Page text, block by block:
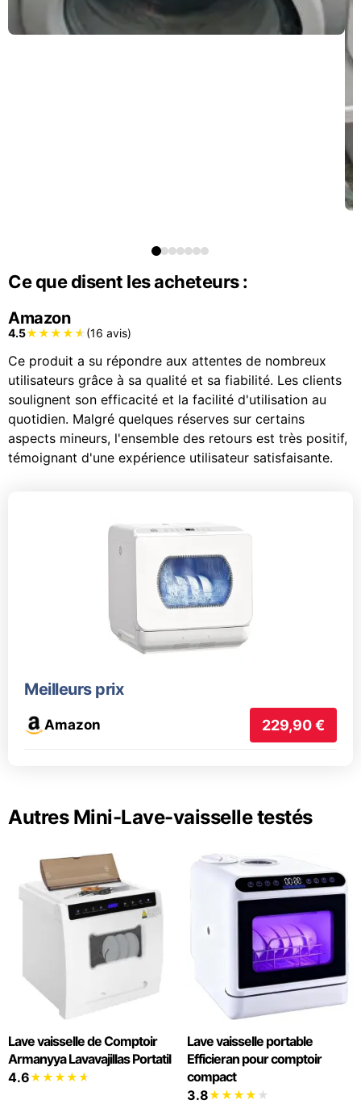
Ce que disent les acheteurs :
Amazon
4.5 (16 avis)
Ce produit a su répondre aux attentes de nombreux
utilisateurs grâce à sa qualité et sa fiabilité. Les clients
soulignent son efficacité et la facilité d'utilisation au
quotidien. Malgré quelques réserves sur certains
aspects mineurs, l'ensemble des retours est très positif,
témoignant d'une expérience utilisateur satisfaisante.
Meilleurs prix
Amazon 229,90 €
Autres Mini-Lave-vaisselle testés
Lave vaisselle de Comptoir
Armanyya Lavavajillas Portatil
4.6
Lave vaisselle portable
Efficieran pour comptoir
compact
3.8